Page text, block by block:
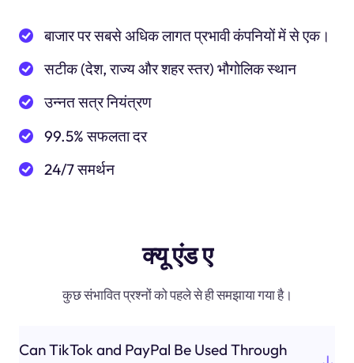
बाजार पर सबसे अधिक लागत प्रभावी कंपनियों में से एक।
सटीक (देश, राज्य और शहर स्तर) भौगोलिक स्थान
उन्नत सत्र नियंत्रण
99.5% सफलता दर
24/7 समर्थन
क्यू एंड ए
कुछ संभावित प्रश्नों को पहले से ही समझाया गया है।
Can TikTok and PayPal Be Used Through